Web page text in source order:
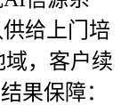
给上门培
域，客户续
果保障：